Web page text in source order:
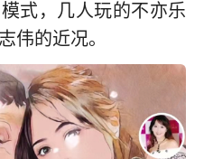
式，几人玩的不亦乐
伟的近况。